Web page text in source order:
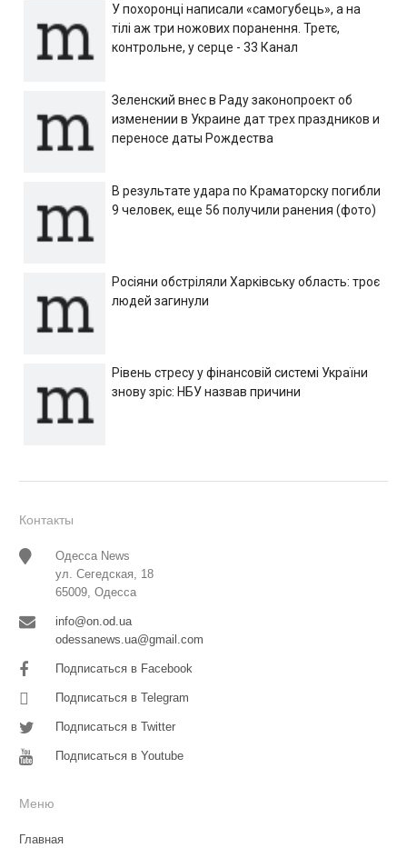
У похоронці написали «самогубець», а на
тілі аж три ножових поранення. Третє,
контрольне, у серце - 33 Канал
Зеленский внес в Раду законопроект об
изменении в Украине дат трех праздников и
переносе даты Рождества
В результате удара по Краматорску погибли
9 человек, еще 56 получили ранения (фото)
Росіяни обстріляли Харківську область: троє
людей загинули
Рівень стресу у фінансовій системі України
знову зріс: НБУ назвав причини
Контакты
Одесса News
ул. Сегедская, 18
65009, Одесса
info@on.od.ua
odessanews.ua@gmail.com
Подписаться в Facebook
Подписаться в Telegram
Подписаться в Twitter
Подписаться в Youtube
Меню
Главная